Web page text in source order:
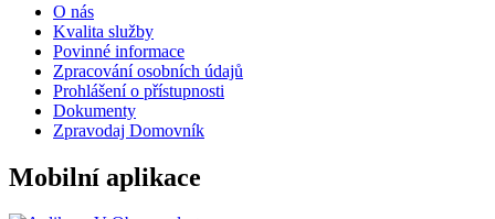
O nás
Kvalita služby
Povinné informace
Zpracování osobních údajů
Prohlášení o přístupnosti
Dokumenty
Zpravodaj Domovník
Mobilní aplikace